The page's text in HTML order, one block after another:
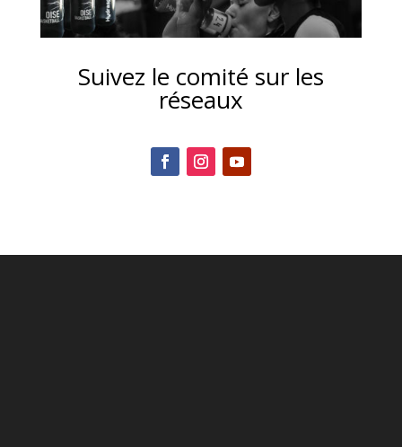
Suivez le comité sur les
réseaux